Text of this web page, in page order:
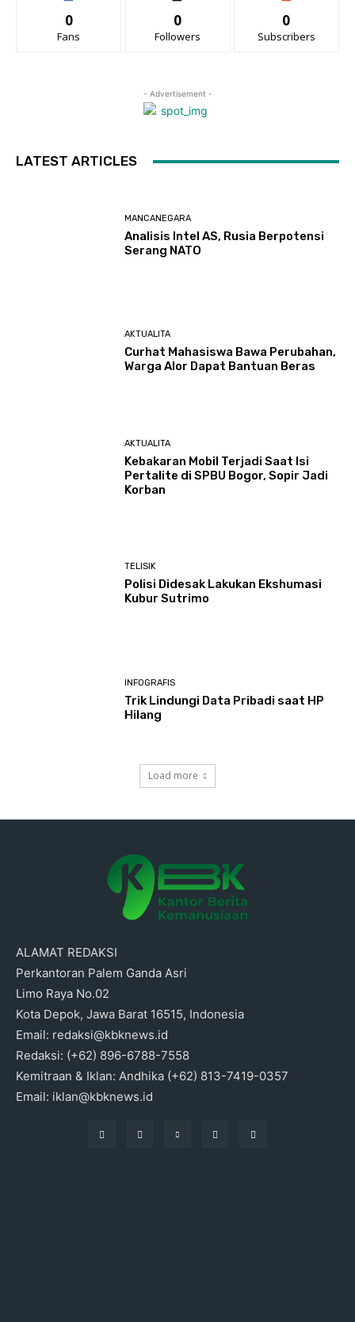
0
Fans
0
Followers
0
Subscribers
- Advertisement -
LATEST ARTICLES
MANCANEGARA
Analisis Intel AS, Rusia Berpotensi
Serang NATO
AKTUALITA
Curhat Mahasiswa Bawa Perubahan,
Warga Alor Dapat Bantuan Beras
AKTUALITA
Kebakaran Mobil Terjadi Saat Isi
Pertalite di SPBU Bogor, Sopir Jadi
Korban
TELISIK
Polisi Didesak Lakukan Ekshumasi
Kubur Sutrimo
INFOGRAFIS
Trik Lindungi Data Pribadi saat HP
Hilang
Load more
ALAMAT REDAKSI
Perkantoran Palem Ganda Asri
Limo Raya No.02
Kota Depok, Jawa Barat 16515, Indonesia
Email: redaksi@kbknews.id
Redaksi: (+62) 896-6788-7558
Kemitraan & Iklan: Andhika (+62) 813-7419-0357
Email: iklan@kbknews.id